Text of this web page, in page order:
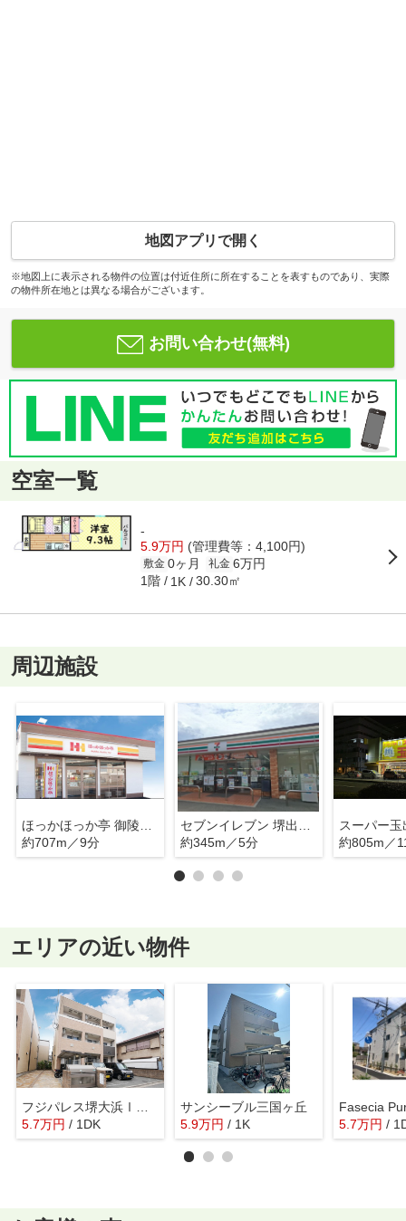
地図アプリで開く
※地図上に表示される物件の位置は付近住所に所在することを表すものであり、実際
の物件所在地とは異なる場合がございます。
お問い合わせ(無料)
空室一覧
-
5.9万円 (管理費等：4,100円)
敷金 0ヶ月 礼金 6万円
1階 1K 30.30㎡
周辺施設
ほっかほっか亭 御陵前店
約707m／9分
セブンイレブン 堺出島町3丁店
約345m／5分
スーパー
約805m／
エリアの近い物件
5.7万円 / 1DK
サンシーブル三国ヶ丘
5.9万円 / 1K
Fasecia
5.7万円 /